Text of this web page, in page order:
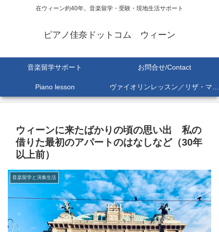
在ウィーン約40年。音楽留学・受験・現地生活サポート
ピアノ佳奈ドットコム ウィーン
音楽留学サポート お問合せ/Contact
Piano lesson ヴァイオリンレッスン／リザ・マリア Lisa-Maria SEKINE
ウィーンに来たばかりの頃の思い出 私の
借りた最初のアパートのはなしなど（30年
以上前）
音楽留学と演奏生活